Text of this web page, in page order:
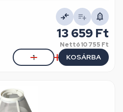
13 659 Ft
Nettó10 755 Ft
KOSÁRBA